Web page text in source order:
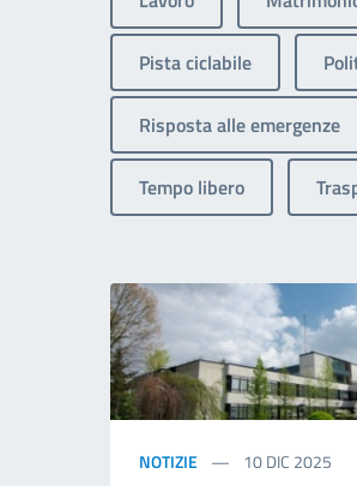
Pista ciclabile
Risposta alle emergenze
Tempo libero
NOTIZIE 10DIC 2025